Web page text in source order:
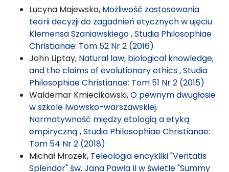
Lucyna Majewska, Możliwość zastosowania
teorii decyzji do zagadnień etycznych w ujęciu
Klemensa Szaniawskiego,Studia Philosophiae
Christianae: Tom 52 Nr 2 (2016)
John Liptay, Natural law, biological knowledge,
and the claims of evolutionary ethics,Studia
Philosophiae Christianae: Tom 51 Nr 2 (2015)
Waldemar Kmiecikowski,O pewnym dwugłosie
w szkole lwowsko-warszawskiej.
Normatywność między etologią a etyką
empiryczną ,Studia Philosophiae Christianae:
Tom 54 Nr 2 (2018)
Michał Mrozek, Teleologia encykliki "Veritatis
Splendor" św. Jana Pawła II w świetle "Summy